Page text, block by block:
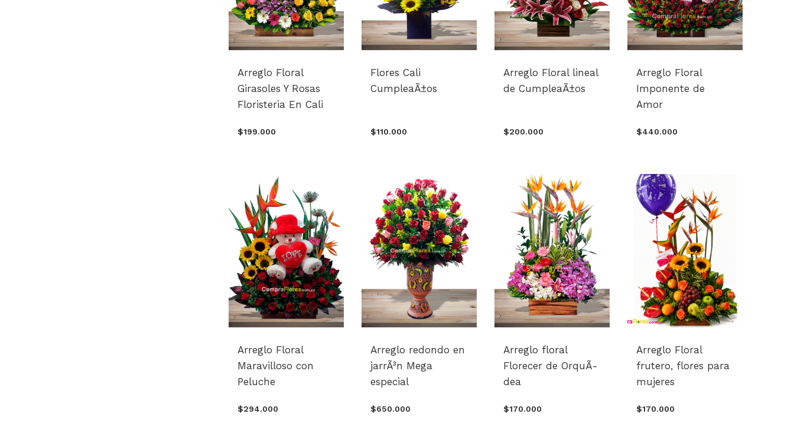
Arreglo Floral
Girasoles Y Rosas
Floristeria En Cali
$199.000
Flores Cali
CumpleaÃ±os
$110.000
Arreglo Floral lineal
de CumpleaÃ±os
$200.000
Arreglo Floral
Imponente de
Amor
$440.000
Arreglo Floral
Maravilloso con
Peluche
$294.000
Arreglo redondo en
jarrÃ³n Mega
especial
$650.000
Arreglo floral
Florecer de OrquÃ­
dea
$170.000
Arreglo Floral
frutero, flores para
mujeres
$170.000